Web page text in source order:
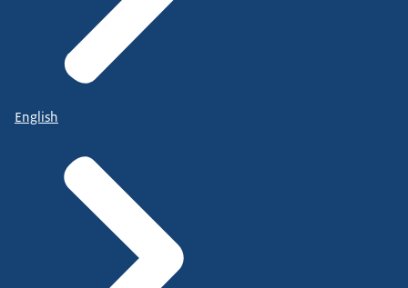
English